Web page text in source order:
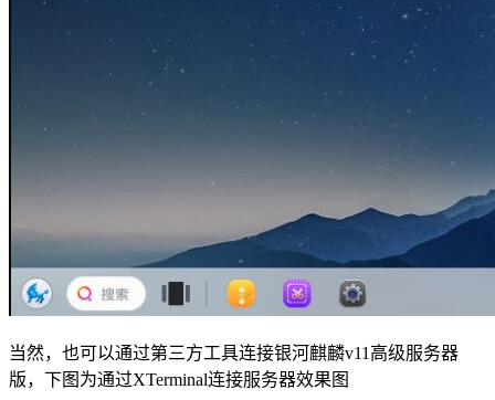
当然，也可以通过第三方工具连接银河麒麟v11高级服务器
版，下图为通过XTerminal连接服务器效果图